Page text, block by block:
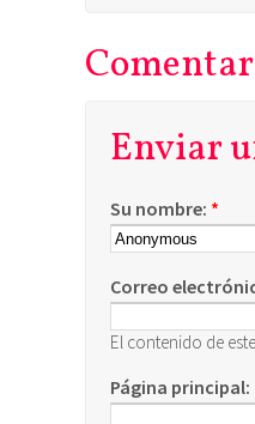
Enviar
Su nombre: *
Correo
El contenido de
Página principal: